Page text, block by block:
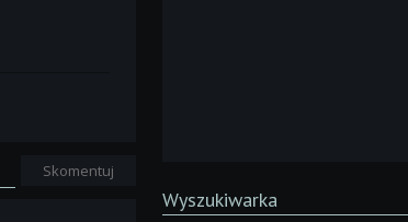
Skomentuj
Wyszukiwarka